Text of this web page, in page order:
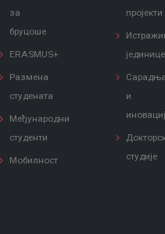
за
бруцоше
ERASMUS+
Размена
студената
Међународни
студенти
Мобилност
пројекти
јединице
и
студије